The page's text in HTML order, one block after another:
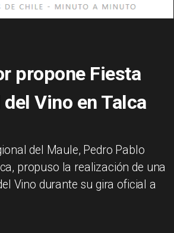
propone Fiesta
Vino en Talca
del Maule, Pedro Pablo
propuso la realización de una
Vino durante su gira oficial a